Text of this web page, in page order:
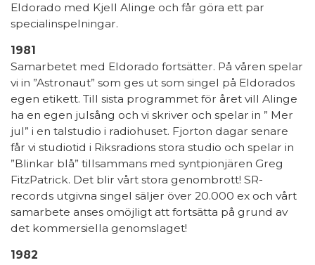
Eldorado med Kjell Alinge och får göra ett par
specialinspelningar.
1981
Samarbetet med Eldorado fortsätter. På våren spelar
vi in ”Astronaut” som ges ut som singel på Eldorados
egen etikett. Till sista programmet för året vill Alinge
ha en egen julsång och vi skriver och spelar in ” Mer
jul” i en talstudio i radiohuset. Fjorton dagar senare
får vi studiotid i Riksradions stora studio och spelar in
”Blinkar blå” tillsammans med syntpionjären Greg
FitzPatrick. Det blir vårt stora genombrott! SR-
records utgivna singel säljer över 20.000 ex och vårt
samarbete anses omöjligt att fortsätta på grund av
det kommersiella genomslaget!
1982